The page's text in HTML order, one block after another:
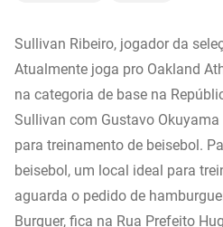
Sullivan Ribeiro, jogador da
Atualmente joga pro Oakland
na categoria de base na
Sullivan com Gustavo Okuyama
para treinamento de beisebol.
beisebol, um local ideal para
aguarda o pedido de
Burguer, fica na Rua Prefeito